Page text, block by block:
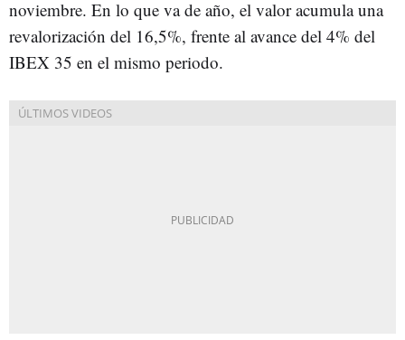
noviembre. En lo que va de año, el valor acumula una
revalorización del 16,5%, frente al avance del 4% del
IBEX 35 en el mismo periodo.